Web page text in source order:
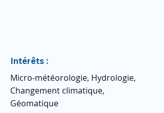
Intérêts :
Micro-météorologie, Hydrologie,
Changement climatique,
Géomatique